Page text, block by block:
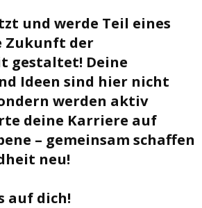
und werde Teil eines
Zukunft der
gestaltet! Deine
Ideen sind hier nicht
werden aktiv
deine Karriere auf
– gemeinsam schaffen
neu!
auf dich!